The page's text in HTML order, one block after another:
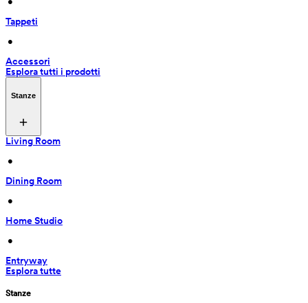
Tappeti
•
Accessori
Esplora tutti i prodotti
Stanze
Living Room
•
Dining Room
•
Home Studio
•
Entryway
Esplora tutte
Stanze